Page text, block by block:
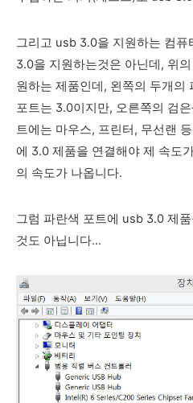
그리고 usb 3.0을 지원하는 컴
3.0을 지원하는것은 아닌데, 위
원하는 제품인데, 왼쪽의 두개의
포트는 3.0이지만, 오른쪽의 검
트에는 마우스, 프린터, 무선랜
에 3.0 제품을 연결해야 제 속도
의 속도가 나옵니다.
그럼 파란색 포트에 usb 3.0 제
것도 아닙니다...